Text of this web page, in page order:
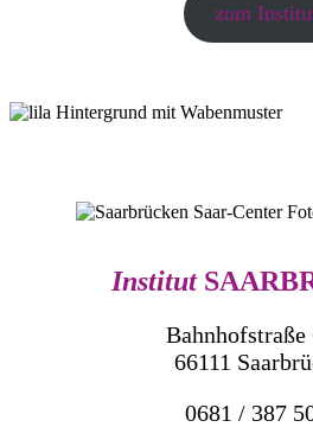
zum
Institut
Bahnhofstraße
66111
0681 / 387